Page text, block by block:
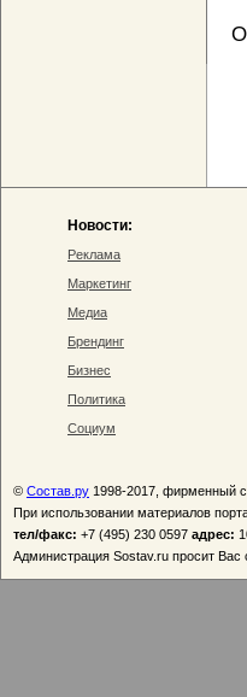
Новости:
Реклама
Маркетинг
Медиа
Брендинг
Бизнес
Политика
Социум
© Состав.ру 1998-2017, фирменный
При использовании материалов
тел/факс: +7 (495) 230 0597 адрес:
Администрация Sostav.ru просит